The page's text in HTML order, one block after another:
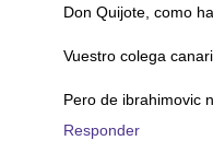
Don Quijote, como
Vuestro colega
Pero de ibrahimovic
Responder